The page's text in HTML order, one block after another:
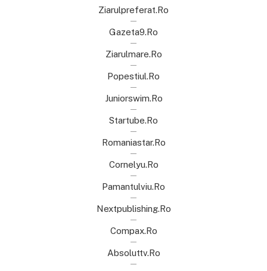
Ziarulpreferat.ro
Gazeta9.ro
Ziarulmare.ro
Popestiul.ro
Juniorswim.ro
Startube.ro
Romaniastar.ro
Cornelyu.ro
Pamantulviu.ro
Nextpublishing.ro
Compax.ro
Absoluttv.ro